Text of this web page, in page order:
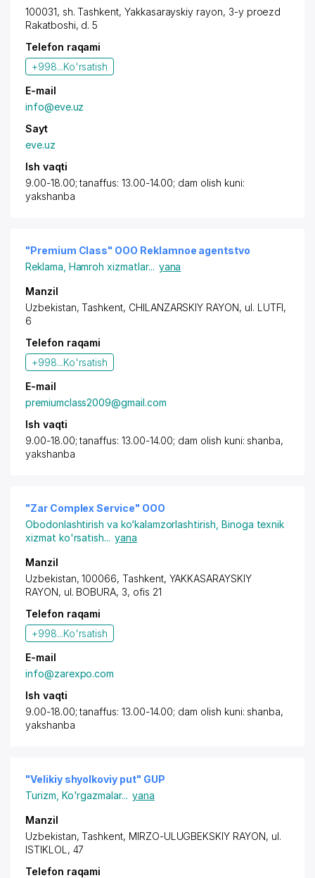
100031, sh. Tashkent, Yakkasarayskiy rayon, 3-y proezd
Rakatboshi, d. 5
Telefon raqami
+998...Ko'rsatish
E-mail
info@eve.uz
Sayt
eve.uz
Ish vaqti
9.00-18.00; tanaffus: 13.00-14.00; dam olish kuni:
yakshanba
"Premium Class" OOO Reklamnoe agentstvo
Reklama Hamroh xizmatlar... yana
Manzil
Uzbekistan,Tashkent, CHILANZARSKIY RAYON, ul. LUTFI,
6
Telefon raqami
+998...Ko'rsatish
E-mail
premiumclass2009@gmail.com
Ish vaqti
9.00-18.00; tanaffus: 13.00-14.00; dam olish kuni: shanba,
yakshanba
"Zar Complex Service" OOO
Obodonlashtirish va ko‘kalamzorlashtirish Binoga texnik
xizmat ko'rsatish... yana
Manzil
Uzbekistan, 100066, Tashkent, YAKKASARAYSKIY
RAYON, ul. BOBURA, 3, ofis 21
Telefon raqami
+998...Ko'rsatish
E-mail
info@zarexpo.com
Ish vaqti
9.00-18.00; tanaffus: 13.00-14.00; dam olish kuni: shanba,
yakshanba
"Velikiy shyolkoviy put" GUP
Turizm Ko'rgazmalar... yana
Manzil
Uzbekistan,Tashkent, MIRZO-ULUGBEKSKIY RAYON, ul.
ISTIKLOL, 47
Telefon raqami